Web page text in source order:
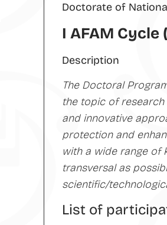
Doctorate of
I AFAM Cycle
Description
The Doctoral
the topic of
and innovative
protection and
with a wide range of
transversal as
scientific/
List of